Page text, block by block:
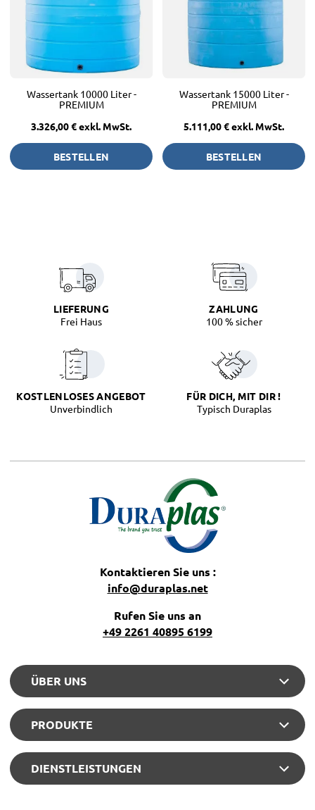
Wassertank 10000 Liter -
PREMIUM
3.326,00 €exkl. MwSt.
BESTELLEN
Wassertank 15000 Liter -
PREMIUM
5.111,00 €exkl. MwSt.
BESTELLEN
LIEFERUNG
Frei Haus
ZAHLUNG
100 % sicher
KOSTLENLOSES ANGEBOT
Unverbindlich
FÜR DICH, MIT DIR !
Typisch Duraplas
Kontaktieren Sie uns :
info@duraplas.net
Rufen Sie uns an
+49 2261 40895 6199
ÜBER UNS
PRODUKTE
DIENSTLEISTUNGEN